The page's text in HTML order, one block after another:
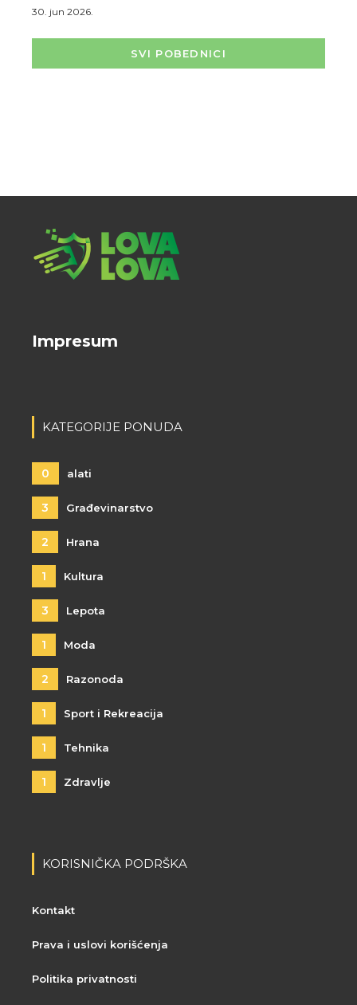
30. jun 2026.
SVI POBEDNICI
Impresum
KATEGORIJE PONUDA
0 alati
3 Građevinarstvo
2 Hrana
1 Kultura
3 Lepota
1 Moda
2 Razonoda
1 Sport i Rekreacija
1 Tehnika
1 Zdravlje
KORISNIČKA PODRŠKA
Kontakt
Prava i uslovi korišćenja
Politika privatnosti